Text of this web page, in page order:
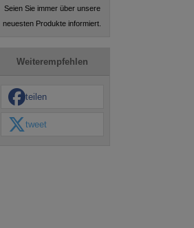
Seien Sie immer über unsere
neuesten Produkte informiert.
Weiterempfehlen
teilen
tweet